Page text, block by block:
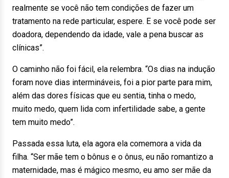
realmente se você não tem condições de fazer um
tratamento na rede particular, espere. E se você pode ser
doadora, dependendo da idade, vale a pena buscar as
clínicas”.
O caminho não foi fácil, ela relembra. “Os dias na indução
foram nove dias intermináveis, foi a pior parte para mim,
além das dores físicas que eu sentia, tinha o medo,
muito medo, quem lida com infertilidade sabe, a gente
tem muito medo”.
Passada essa luta, ela agora ela comemora a vida da
filha. “Ser mãe tem o bônus e o ônus, eu não romantizo a
maternidade, mas é mágico mesmo, eu amo ser mãe da